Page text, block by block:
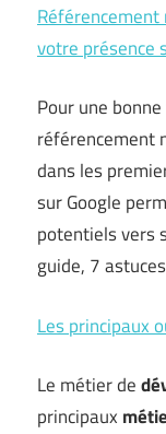
Référencement
votre présence
Pour une
référencement
dans les
sur Google
potentiels vers
guide, 7
Les principaux
Le métier de
principaux